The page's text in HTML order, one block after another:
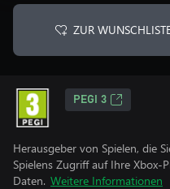
ZUR
PEGI 3
Herausgeber von Spielen, die
Spielens Zugriff auf Ihre
Daten. Weitere Informationen